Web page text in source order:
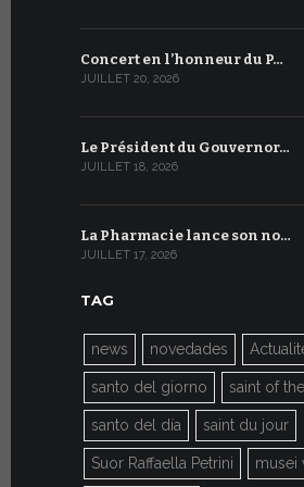
Concert en l’honneur du P…
JUILLET 20, 2026
Le Président du Gouvernor…
JUILLET 18, 2026
La Pharmacie lance son no…
JUILLET 17, 2026
TAG
news novedades
santo del giorno saint of
santo del día saint du jour
Suor Raffaella Petrini musei